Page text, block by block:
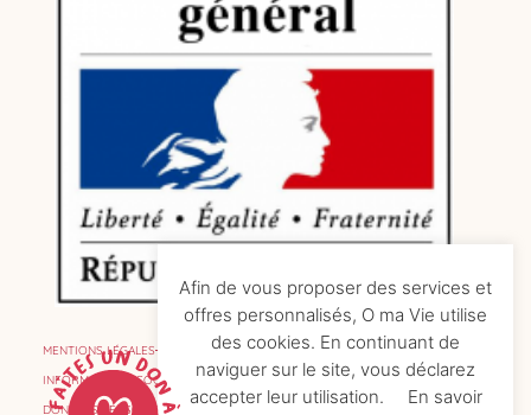
MENTIONS LÉGALES
INFORMATIONS COOKIES
DONNÉES PERSONNELLES
Afin de vous proposer des services et
offres personnalisés, O ma Vie utilise
des cookies. En continuant de
naviguer sur le site, vous déclarez
accepter leur utilisation.
En savoir